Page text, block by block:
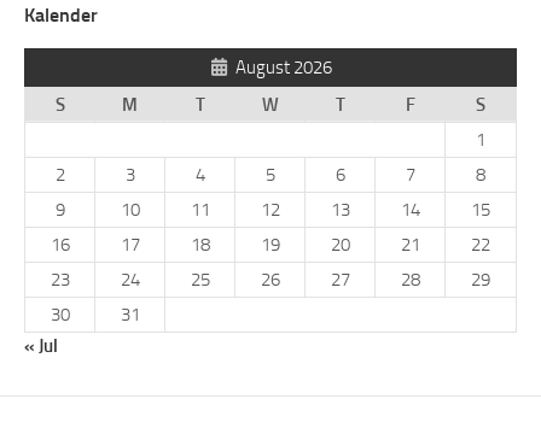
Kalender
August 2026
S
M T W T F
S
1
2
3 4 5 6 7
8
9
10 11 12 13 14
15
16
17 18 19 20 21
22
23
24 25 26 27 28
29
30
31
« Jul